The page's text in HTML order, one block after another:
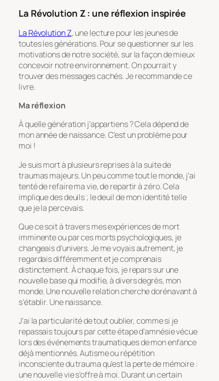
La Révolution Z : une réflexion inspirée
La Révolution Z, une lecture pour les jeunes de
toutes les générations. Pour se questionner sur les
motivations de notre société, sur la façon de mieux
concevoir notre environnement. On pourrait y
trouver des messages cachés. Je recommande ce
livre.
Ma réflexion
À quelle génération j’appartiens ? Cela dépend de
mon année de naissance. C’est un problème pour
moi !
Je suis mort à plusieurs reprises à la suite de
traumas majeurs. Un peu comme tout le monde, j’ai
tenté de refaire ma vie, de repartir à zéro. Cela
implique des deuils ; le deuil de mon identité telle
que je la percevais.
Que ce soit à travers mes expériences de mort
imminente ou par ces morts psychologiques, je
changeais d’univers. Je me voyais autrement, je
regardais différemment et je comprenais
distinctement. À chaque fois, je repars sur une
nouvelle base qui modifie, à divers degrés, mon
monde. Une nouvelle relation cherche dorénavant à
s’établir. Une naissance.
J’ai la particularité de tout oublier, comme si je
repassais toujours par cette étape d’amnésie vécue
lors des événements traumatiques de mon enfance
déjà mentionnés. Autisme ou répétition
inconsciente du trauma qu’est la perte de mémoire :
une nouvelle vie s’offre à moi. Durant un certain